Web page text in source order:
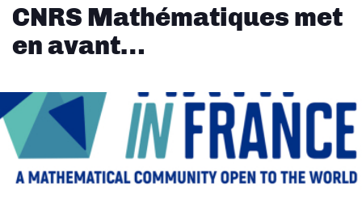
CNRS Mathématiques met
en avant…